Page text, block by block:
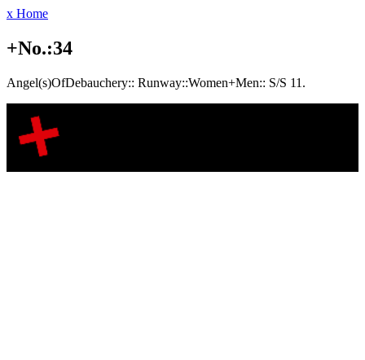
x Home
+No.:34
Angel(s)OfDebauchery:: Runway::Women+Men:: S/S 11.